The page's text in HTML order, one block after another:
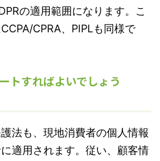
の適用範囲になります。こ
CPRA、PIPLも同様で
トすればよいでしょう
法も、現地消費者の個人情報
適用されます。従い、顧客情